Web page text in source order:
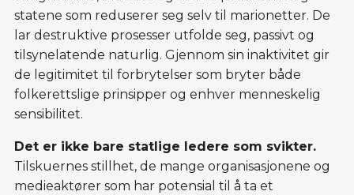
statene som reduserer seg selv til marionetter. De
lar destruktive prosesser utfolde seg, passivt og
tilsynelatende naturlig. Gjennom sin inaktivitet gir
de legitimitet til forbrytelser som bryter både
folkerettslige prinsipper og enhver menneskelig
sensibilitet.
Det er ikke bare statlige ledere som svikter.
Tilskuernes stillhet, de mange organisasjonene og
medieaktører som har potensial til å ta et